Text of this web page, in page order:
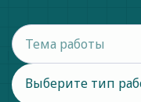
Выберите тип